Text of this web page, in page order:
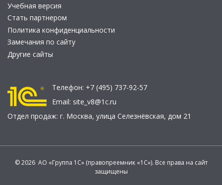
Учебная версия
Стать партнером
Политика конфиденциальности
Замечания по сайту
Другие сайты
Телефон: +7 (495) 737-92-57
Email: site_v8@1c.ru
Отдел продаж: г. Москва, улица Селезнёвская, дом 21
© 2026 АО «Группа 1С» (правопреемник «1С»). Все права на сайт
защищены